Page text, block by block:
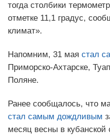
тогда столбики
отметке 11,1 градус,
климат».
Напомним, 31 мая стал
Приморско-Ахтарске,
Поляне.
Ранее сообщалось, что
стал самым дождливым
месяц весны в